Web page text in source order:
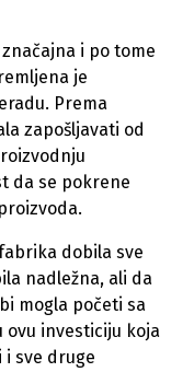
i po tome
je
Prema
zapošljavati od
da se pokrene
dobila sve
nadležna, ali da
mogla početi sa
ovu investiciju koja
i sve druge